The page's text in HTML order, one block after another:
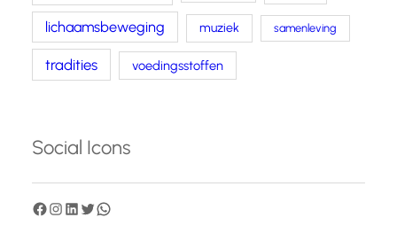
lichaamsbeweging muziek samenleving
tradities voedingsstoffen
Social Icons
F I
L T W